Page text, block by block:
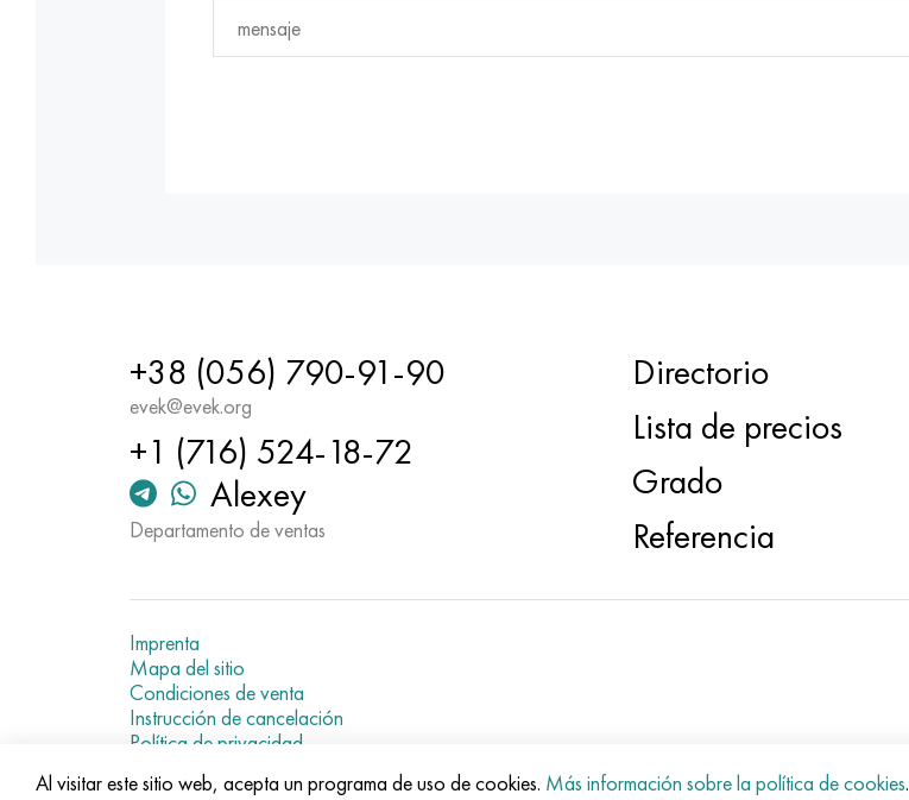
+38 (056) 790-91-90
evek@evek.org
+1 (716) 524-18-72
Alexey
Departamento de ventas
Directorio
Lista de precios
Grado
Referencia
Imprenta
Mapa del sitio
Condiciones de venta
Instrucción de cancelación
Política de privacidad
Current metal prices
Al visitar este sitio web, acepta un programa de uso de cookies. Más información sobre la política de cookies.